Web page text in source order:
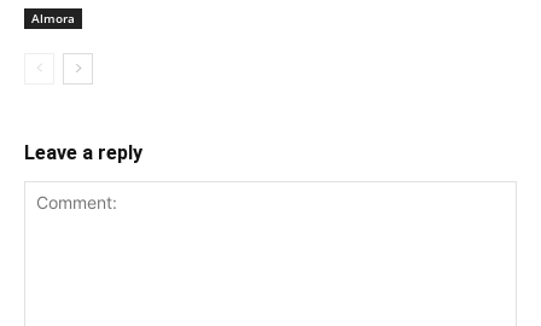
Almora
Leave a reply